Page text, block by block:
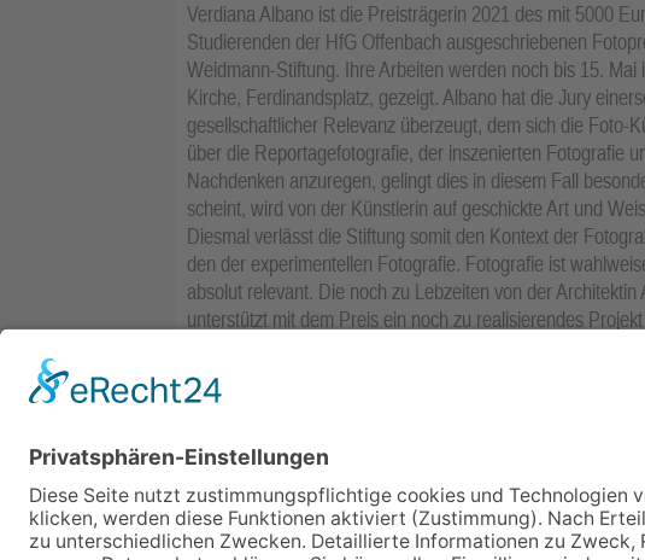
Verdiana Albano ist die Preisträgerin 2021 des mit 5000
Studierenden der HfG Offenbach ausgeschriebenen
Weidmann-Stiftung. Ihre Arbeiten werden noch bis 15.
Kirche, Ferdinandsplatz, gezeigt. Albano hat die Jury
gesellschaftlicher Relevanz überzeugt, dem sich die Foto-
über die Reportagefotografie, der inszenierten Fotografie
Nachdenken anzuregen, gelingt dies in diesem Fall
scheint, wird von der Künstlerin auf geschickte Art und
Diesmal verlässt die Stiftung somit den Kontext der
den der experimentellen Fotografie. Fotografie ist
absolut relevant. Die noch zu Lebzeiten von der
unterstützt mit dem Preis ein noch zu realisierendes
Flankiert wird der Preis durch eine Ausstellung des
Laura Brichta